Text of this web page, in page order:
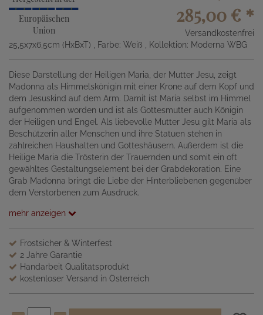
Europäischen
Union
285,00 € *
Versandkostenfrei
25,5x7x6,5cm (HxBxT)
, Farbe: Weiß , Kollektion: Moderna WBG
Diese Darstellung der Heiligen Maria, der Mutter Jesu, zeigt
Madonna als Himmelskönigin mit einer Krone auf dem Kopf und
dem Jesuskind auf dem Arm. Damit ist Maria selbst im Himmel
aufgenommen worden und ist als Gottesmutter auch Königin
der Heiligen und Engel. Als liebevolle Mutter Jesu gilt Maria als
Beschützerin aller Menschen und ihre Statuen stehen in
zahlreichen Haushalten und Gotteshäusern. Außerdem ist die
Heilige Maria die Trösterin der Trauernden und somit ein oft
gewähltes Gestaltungselement bei der Grabdekoration. Eine
Grab Madonna bringt die Liebe der Hinterbliebenen gegenüber
dem Verstorbenen zum Ausdruck.
mehr anzeigen
Frostsicher & Winterfest
2 Jahre Garantie
Handarbeit Qualitätsprodukt
kostenloser Versand in Österreich